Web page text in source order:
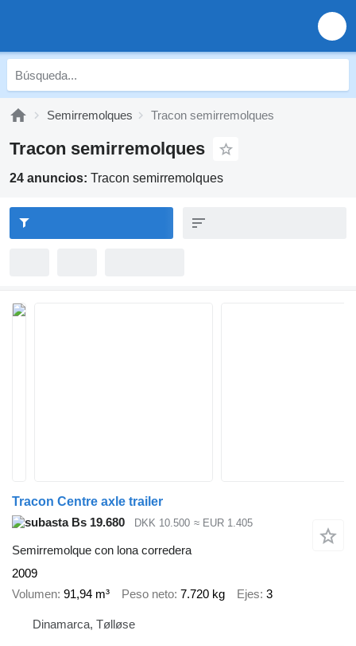
Semirremolques Tracon semirremolques
Tracon semirremolques
24 anuncios: Tracon semirremolques
Tracon Centre axle trailer
Bs 19.680
DKK 10.500 ≈ EUR 1.405
Semirremolque con lona corredera
2009
Volumen 91,94 m³ Peso neto 7.720 kg Ejes 3
Dinamarca, Tølløse